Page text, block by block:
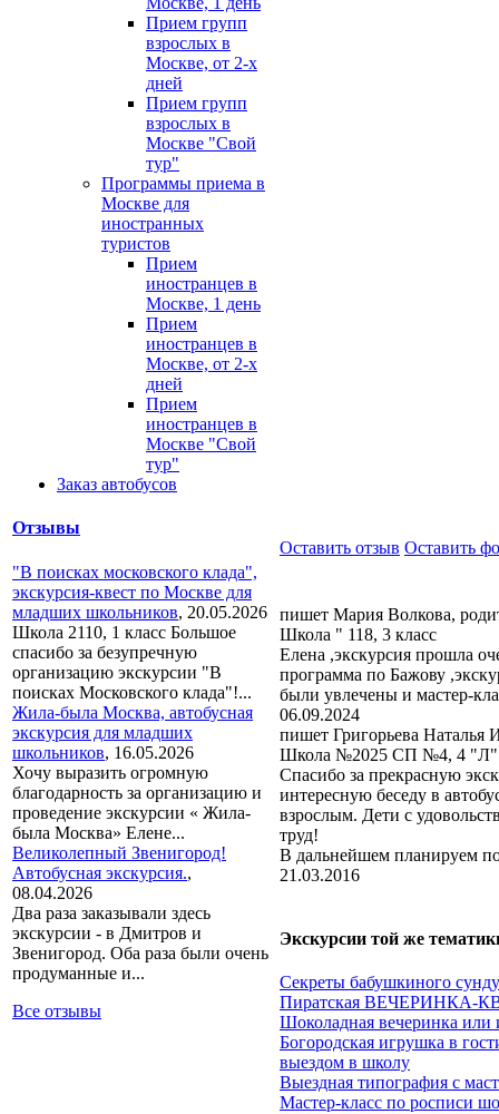
Прием групп
взрослых в
Москве, от 2-х
дней
Прием групп
взрослых в
Москве "Свой
тур"
Программы приема в
Москве для
иностранных
туристов
Прием
иностранцев в
Москве, 1 день
Прием
иностранцев в
Москве, от 2-х
дней
Прием
иностранцев в
Москве "Свой
тур"
Заказ автобусов
Отзывы
"В поисках московского клада",
экскурсия-квест по Москве для
младших школьников, 20.05.2026
Школа 2110, 1 класс Большое
спасибо за безупречную
организацию экскурсии "В
поисках Московского клада"!...
Жила-была Москва, автобусная
экскурсия для младших
школьников, 16.05.2026
Хочу выразить огромную
благодарность за организацию и
проведение экскурсии « Жила-
была Москва» Елене...
Великолепный Звенигород!
Автобусная экскурсия.,
08.04.2026
Два раза заказывали здесь
экскурсии - в Дмитров и
Звенигород. Оба раза были очень
продуманные и...
Все отзывы
Оставить отзыв Оставить
пишет Мария Волкова,
Школа " 118, 3 класс
Елена ,экскурсия прошла
программа по Бажову
были увлечены и мастер-
06.09.2024
пишет Григорьева Наталья
Школа №2025 СП №4, 4 "Л"
Спасибо за прекрасную
интересную беседу в
взрослым. Дети с
труд!
В дальнейшем планируем
21.03.2016
Экскурсии той же
Секреты бабушкиного
Пиратская ВЕЧЕРИНКА-
Шоколадная вечеринка или
Богородская игрушка в
выездом в школу
Выездная типография с
Мастер-класс по росписи